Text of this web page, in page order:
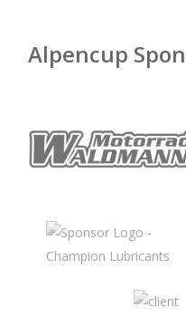
Alpencup